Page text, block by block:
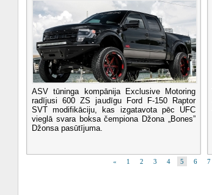
ASV tūninga kompānija Exclusive Motoring
radījusi 600 ZS jaudīgu Ford F-150 Raptor
SVT modifikāciju, kas izgatavota pēc UFC
vieglā svara boksa čempiona Džona „Bones”
Džonsa pasūtījuma.
« 1 2 3 4 5 6 7